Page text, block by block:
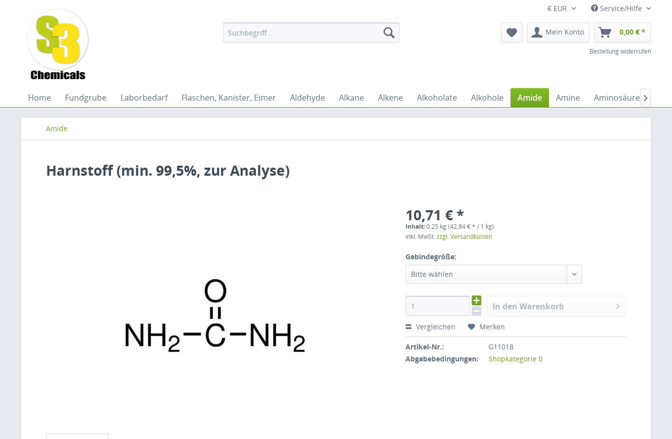
€ EUR Service/Hilfe
Mein Konto 0,00 € *
Bestellung widerrufen
Home Fundgrube Laborbedarf Flaschen, Kanister, Eimer Aldehyde Alkane Alkene Alkoholate Alkohole Amide Amine Aminosäuren
Amide
Harnstoff (min. 99,5%, zur Analyse)
10,71 € *
Inhalt:0.25 kg (42,84 € * / 1 kg)
inkl. MwSt.zzgl. Versandkosten
Gebindegröße:
Bitte wählen
In den Warenkorb
Vergleichen Merken
Artikel-Nr.:
G11018
Abgabebedingungen:
Shopkategorie 0